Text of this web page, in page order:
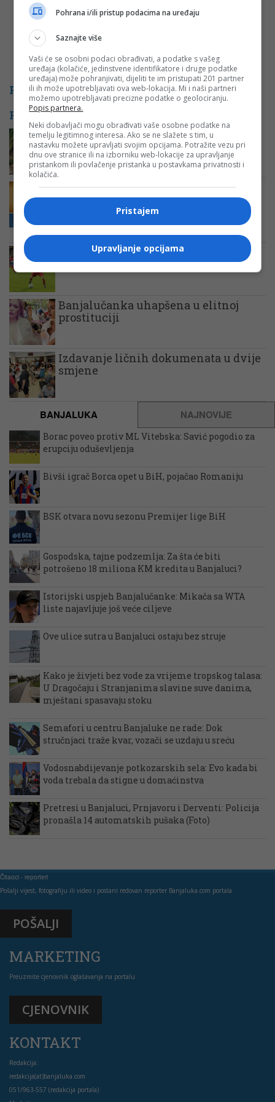
PROMO
POVEZANE VIJESTI
Vozači, smanjite gas: Oprez zbog
smanjene vidljivosti, klizišta i
odrona u BiH
Prijave do 14. novembra, Bogojević:
„Preduzetnička akademija mladih“
ohrabruje mlade da oblikuju svoje
ideje i pokrenu se
Borac protiv Leotara rutinski u
Banjaluci
Banjalučanka uhapšena u elitnoj
prostituciji
Izdavanje ličnih dokumenata u dvije
smjene
BANJALUKA NAJNOVIJE
Borac poveo protiv ML Vitebska: Savić pogodio za
erupciju oduševljenja
Bivši igrač Borca opet u BiH, pojačao Romaniju
BSK otvara novu sezonu Premijer lige BiH
Gospodska, tajne podzemlja: Za šta će biti
potrošeno 18 miliona KM kredita u Banjaluci?
Istorijski uspjeh Banjalučanke: Mikača sa WTA
liste najavljuje još veće ciljeve
Ove ulice sutra u Banjaluci ostaju bez struje
Kako je živjeti bez vode za vrijeme tropskog talasa:
U Dragočaju i Stranjanima slavine suve danima,
mještani spasavaju stoku
Semafori u centru Banjaluke ne rade: Dok
stručnjaci traže kvar, vozači se uzdaju u sreću
Vodosnabdijevanje potkozarskih sela: Evo kada bi
voda trebala da stigne u domaćinstva
Pretresi u Banjaluci, Prnjavoru i Derventi: Policija
pronašla 14 automatskih pušaka (Foto)
Čitaoci - reporteri
Pošalji vijest, fotografiju ili video i postani redovan reporter Banjaluka.com portala
POŠALJI
MARKETING
Preuzmite cjenovnik oglašavanja na portalu
CJENOVNIK
KONTAKT
Redakcija:
redakcija(at)banjaluka.com
051/963-557 (redakcija portala)
Pohrana i/ili pristup podacima na uređaju
Saznajte više
Vaši će se osobni podaci obrađivati, a podatke s vašeg
uređaja (kolačiće, jedinstvene identifikatore i druge podatke
uređaja) može pohranjivati, dijeliti te im pristupati 201 partner
ili ih može upotrebljavati ova web-lokacija. Mi i naši partneri
možemo upotrebljavati precizne podatke o geolociranju.
Popis partnera.
Neki dobavljači mogu obrađivati vaše osobne podatke na
temelju legitimnog interesa. Ako se ne slažete s tim, u
nastavku možete upravljati svojim opcijama. Potražite vezu pri
dnu ove stranice ili na izborniku web-lokacije za upravljanje
pristankom ili povlačenje pristanka u postavkama privatnosti i
kolačića.
Pristajem
Upravljanje opcijama